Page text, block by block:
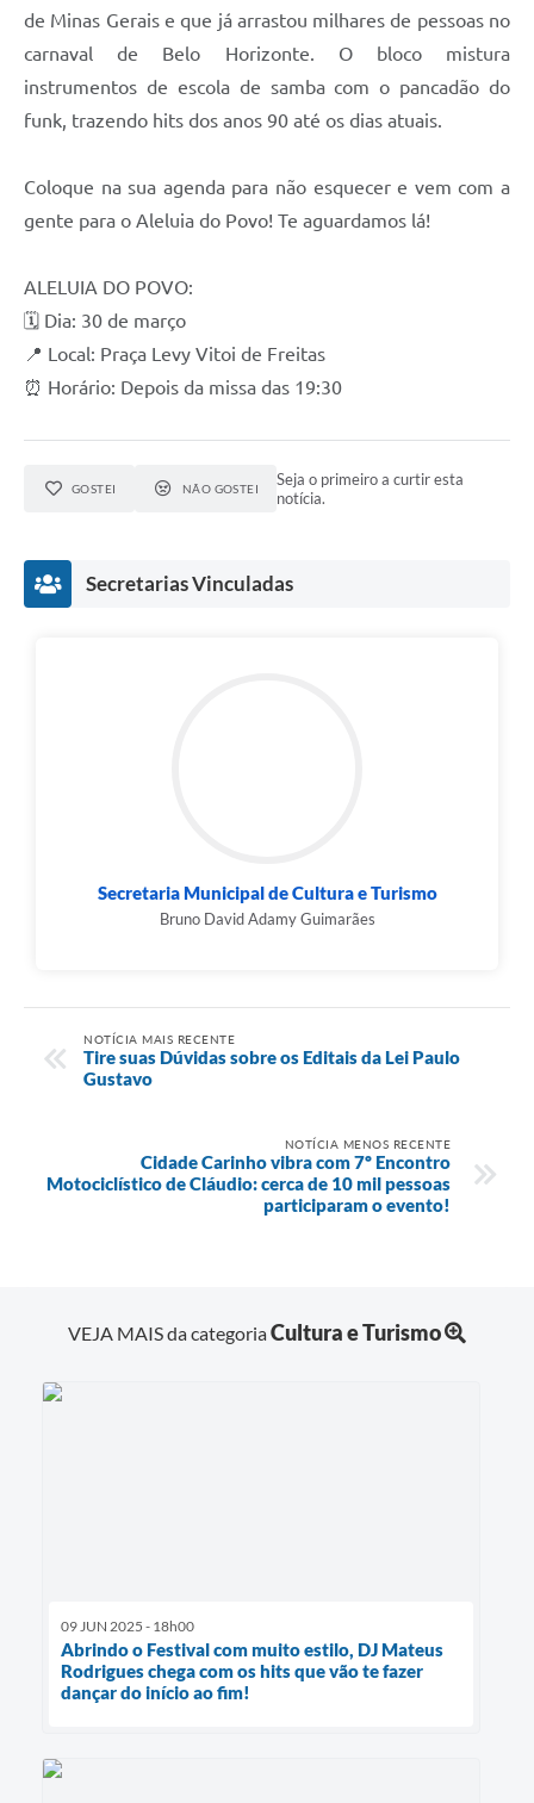
de Minas Gerais e que já arrastou milhares de pessoas no
carnaval de Belo Horizonte. O bloco mistura
instrumentos de escola de samba com o pancadão do
funk, trazendo hits dos anos 90 até os dias atuais.
Coloque na sua agenda para não esquecer e vem com a
gente para o Aleluia do Povo! Te aguardamos lá!
ALELUIA DO POVO:
🗓️ Dia: 30 de março
📍 Local: Praça Levy Vitoi de Freitas
⏰ Horário: Depois da missa das 19:30
GOSTEI NÃO GOSTEI
Seja o primeiro a curtir esta
notícia.
Secretarias Vinculadas
Secretaria Municipal de Cultura e Turismo
Bruno David Adamy Guimarães
NOTÍCIA MAIS RECENTE
Tire suas Dúvidas sobre os Editais da Lei Paulo
Gustavo
NOTÍCIA MENOS RECENTE
Cidade Carinho vibra com 7º Encontro
Motociclístico de Cláudio: cerca de 10 mil pessoas
participaram o evento!
VEJA MAIS da categoriaCultura e Turismo
09 JUN 2025 - 18h00
Abrindo o Festival com muito estilo, DJ Mateus
Rodrigues chega com os hits que vão te fazer
dançar do início ao fim!